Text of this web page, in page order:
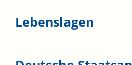
Lebenslagen